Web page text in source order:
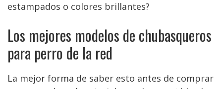
estampados o colores brillantes?
Los mejores modelos de chubasqueros
para perro de la red
La mejor forma de saber esto antes de comprar